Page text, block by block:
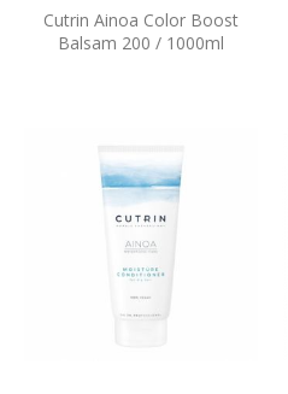
Cutrin Ainoa Color Boost
Balsam 200 / 1000ml